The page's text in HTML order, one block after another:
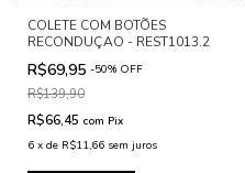
COLETE COM BOTÕES
RECONDUÇAO - REST1013.2
R$69,95 -50% OFF
R$139,90
R$66,45 com Pix
6 x de R$11,66 sem juros